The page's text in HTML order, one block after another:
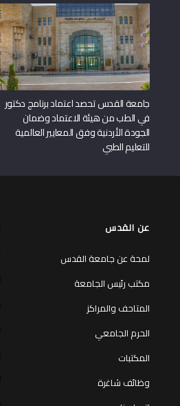
جامعة القدس تحصد اعتماد برنامج دكتور
في الطب من هيئة الاعتماد وضمان
الجودة الأردنية وفق المعايير العالمية
للتعليم الطبي
عن القدس
لمحة عن جامعة القدس
مكتب رئيس الجامعة
المتاحف والمراكز
الحرم الجامعي
المكتبات
وظائف شاغرة